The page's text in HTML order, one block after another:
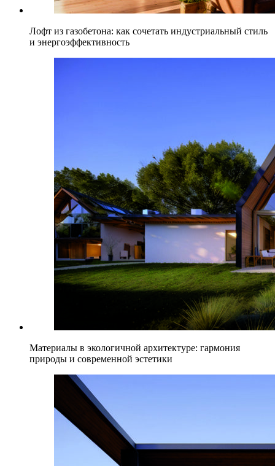
Лофт из газобетона: как сочетать индустриальный стиль
и энергоэффективность
Материалы в экологичной архитектуре: гармония
природы и современной эстетики